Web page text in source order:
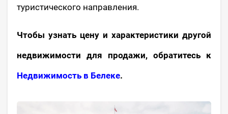
туристического направления.
Чтобы узнать цену и характеристики другой
недвижимости для продажи, обратитесь к
Недвижимость в Белеке.